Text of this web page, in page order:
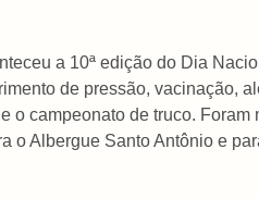
a 10ª edição do Dia
de pressão, vacinação,
campeonato de truco. Foram
o Albergue Santo Antônio e